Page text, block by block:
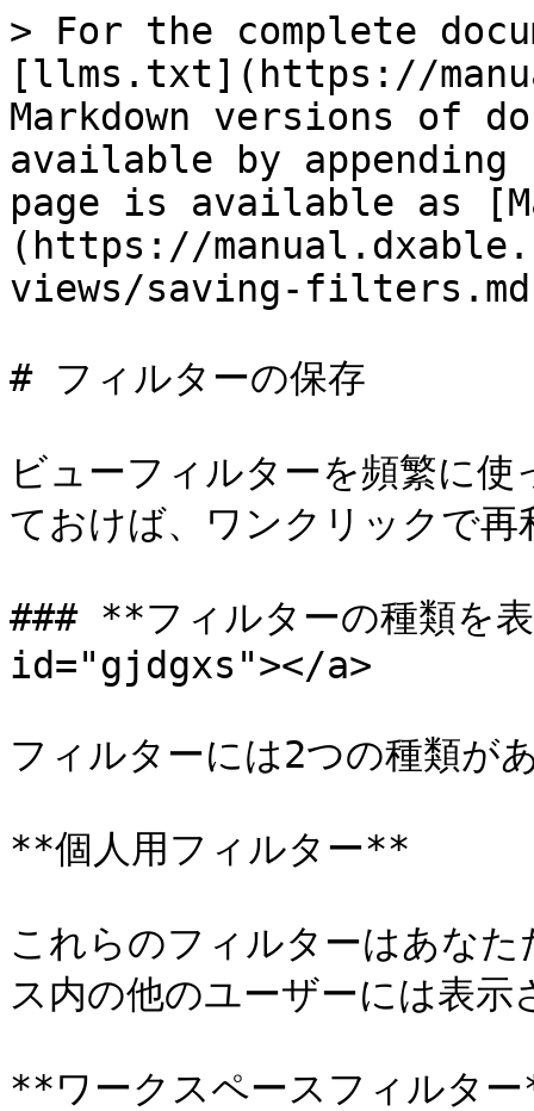
> For the complete
[llms.txt](https://
Markdown versions of
available by
page is available as
(https://
views/saving-
# フィルターの保存
ビューフィルターを頻繁に
ておけば、ワンクリックで再
### **フィルターの種類
id="gjdgxs"></a>
フィルターには2つの種類が
**個人用フィルター**
これらのフィルターはあな
ス内の他のユーザーには表示
**ワークスペースフィルタ